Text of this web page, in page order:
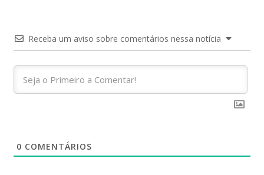
Receba um aviso sobre comentários nessa notícia
0 COMENTÁRIOS